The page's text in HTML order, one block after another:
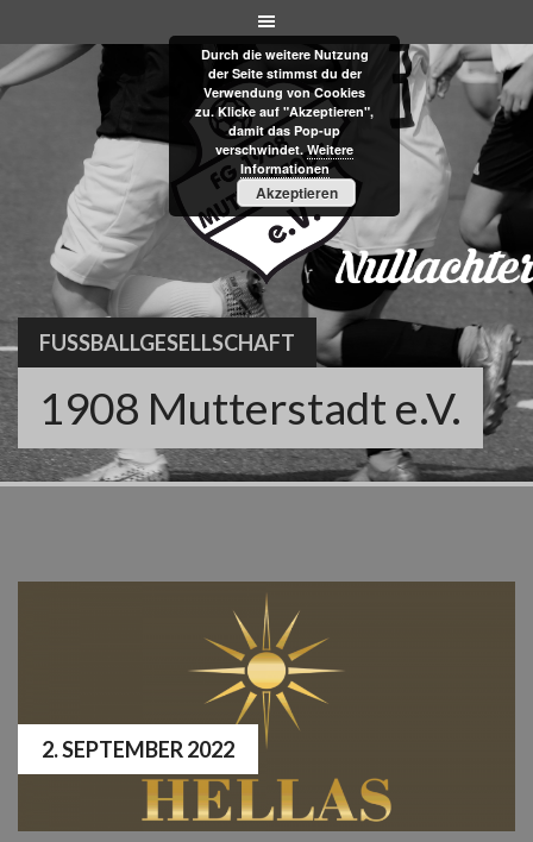
to
content
FUSSBALLGESELLSCHAFT
1908 Mutterstadt e.V.
2. SEPTEMBER 2022
Durch die weitere Nutzung
der Seite stimmst du der
Verwendung von Cookies
zu. Klicke auf "Akzeptieren",
damit das Pop-up
verschwindet.Weitere
Informationen
Akzeptieren